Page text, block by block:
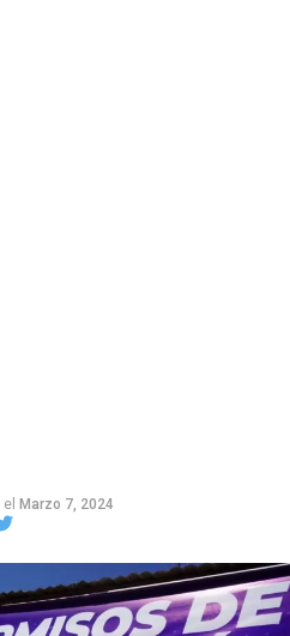
el Marzo 7, 2024